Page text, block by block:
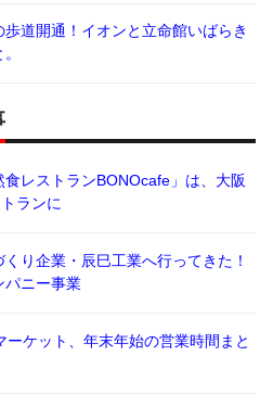
道開通！イオンと立命館いばらき
レストランBONOcafe」は、大阪
ランに
り企業・辰巳工業へ行ってきた！
パニー事業
ケット、年末年始の営業時間まと